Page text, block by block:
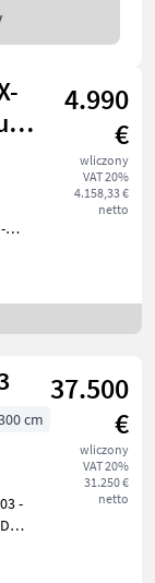
4.990
€
wliczony
VAT 20%
4.158,33 €
netto
37.500
€
wliczony
VAT 20%
31.250 €
netto
cm
-